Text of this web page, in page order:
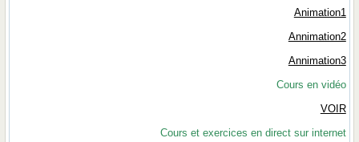
Animation1
Annimation2
Annimation3
Cours en vidéo
VOIR
Cours et exercices en direct sur internet